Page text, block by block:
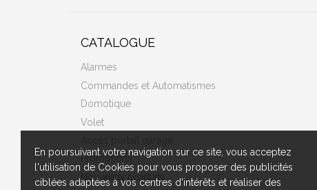
En poursuivant votre navigation sur ce site, vous acceptez
l'utilisation de Cookies pour vous proposer des publicités
ciblées adaptées à vos centres d'intérêts et réaliser des
CATALOGUE
Alarmes
Commandes et Automatismes
Domotique
Volet
Promotions
Nouveaux produits